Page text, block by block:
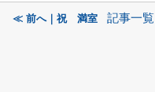
≪ 前へ｜祝 満室 記事一覧